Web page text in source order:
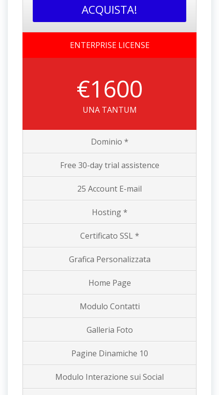
ACQUISTA!
ENTERPRISE LICENSE
€1600
UNA TANTUM
Dominio *
Free 30-day trial assistence
25 Account E-mail
Hosting *
Certificato SSL *
Grafica Personalizzata
Home Page
Modulo Contatti
Galleria Foto
Pagine Dinamiche 10
Modulo Interazione sui Social